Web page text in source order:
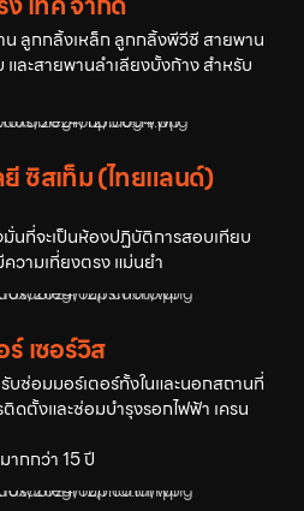
ลูกกลิ้งเหล็ก ลูกกลิ้งพีวีซี สายพาน
และสายพานลำเลียงบั้งก้าง สำหรับ
ยี ซิสเท็ม (ไทยแลนด์)
นที่จะเป็นห้องปฏิบัติการสอบเทียบ
วามเที่ยงตรง แม่นยำ
เซอร์วิส
บซ่อมมอร์เตอร์ทั้งในและนอกสถานที่
ตั้งและซ่อมบำรุงรอกไฟฟ้า เครน
กกว่า 15 ปี